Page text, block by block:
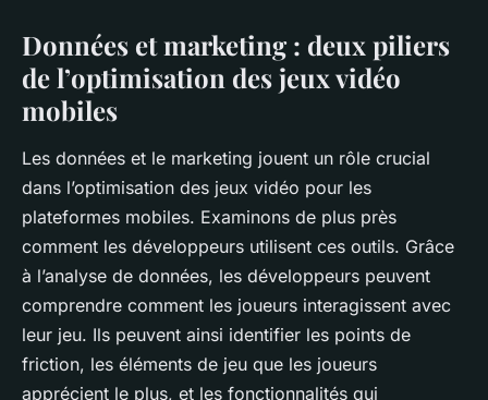
Données et marketing : deux piliers
de l’optimisation des jeux vidéo
mobiles
Les données et le marketing jouent un rôle crucial
dans l’optimisation des jeux vidéo pour les
plateformes mobiles. Examinons de plus près
comment les développeurs utilisent ces outils. Grâce
à l’analyse de données, les développeurs peuvent
comprendre comment les joueurs interagissent avec
leur jeu. Ils peuvent ainsi identifier les points de
friction, les éléments de jeu que les joueurs
apprécient le plus, et les fonctionnalités qui